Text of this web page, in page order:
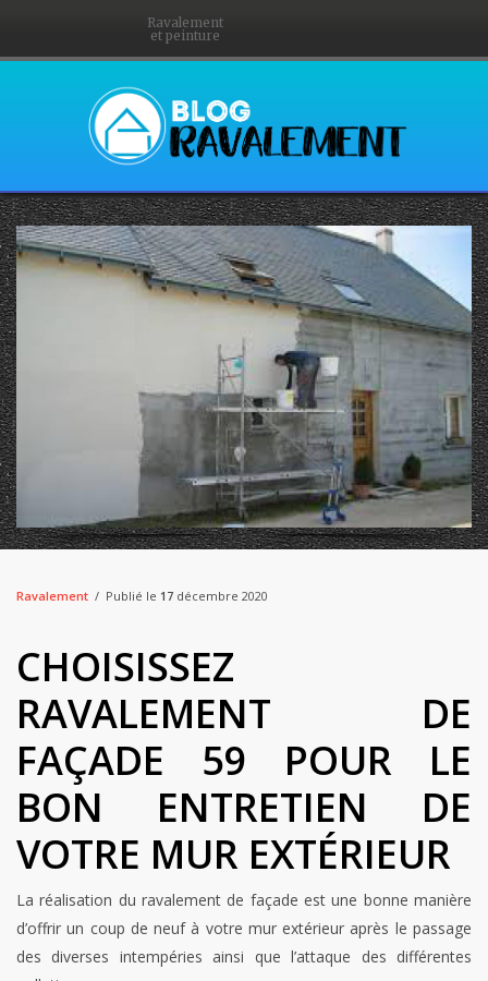
Ravalement
et peinture
Ravalement Publié le 17 décembre 2020
CHOISISSEZ
RAVALEMENT DE
FAÇADE 59 POUR LE
BON ENTRETIEN DE
VOTRE MUR EXTÉRIEUR
La réalisation du ravalement de façade est une bonne manière
d’offrir un coup de neuf à votre mur extérieur après le passage
des diverses intempéries ainsi que l’attaque des différentes